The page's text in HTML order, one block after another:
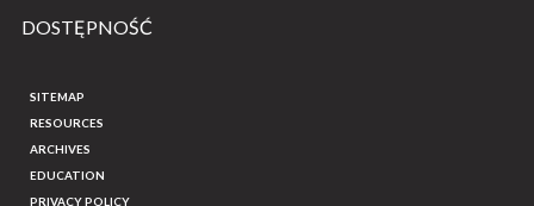
DOSTĘPNOŚĆ
SITEMAP
RESOURCES
ARCHIVES
EDUCATION
PRIVACY POLICY